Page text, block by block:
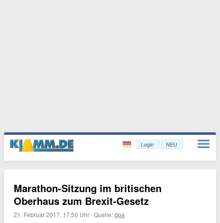
Login NEU
Marathon-Sitzung im britischen
Oberhaus zum Brexit-Gesetz
21. Februar 2017, 17:50 Uhr ·Quelle:dpa